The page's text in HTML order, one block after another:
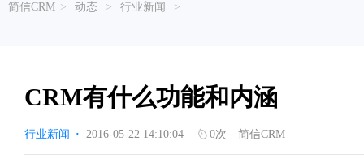
营销云
从营销获客到商机转化的全流程管理
渠道云
融合分公司、经销商、总部伙伴管理
挖现有客户价值以及开发更多新...
传媒企业自身由于数字化传媒的发
展，对其内部控制建设和完善也是...
进装修行业往
帮助文档
以CRM产品为基础的功能点
关于简信
简信CRM > 动态 > 行业新闻 >
CRM有什么功能和内涵
行业新闻 · 2016-05-22 14:10:04 0次 简信CRM